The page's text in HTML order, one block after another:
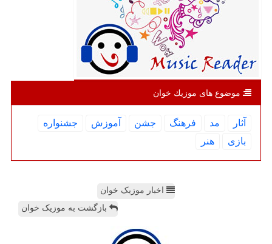
موضوع های موزیك خوان
آثار مد فرهنگ جشن آموزش
جشنواره
بازی
هنر
اخبار موزیک خوان
بازگشت به موزیک خوان